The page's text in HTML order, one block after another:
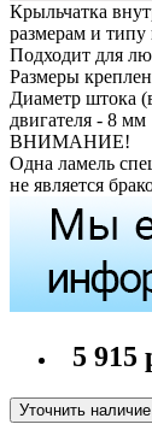
Крыльчатка
размерам и типу
Подходит для
Размеры
Диаметр штока
двигателя - 8 мм
ВНИМАНИЕ!
Одна ламель
не является
5 915
Уточнить